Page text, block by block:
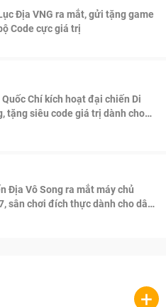
Địa VNG ra mắt, gửi tặng game
Code cực giá trị
Quốc Chí kích hoạt đại chiến Di
tặng siêu code giá trị dành cho
Địa Vô Song ra mắt máy chủ
sân chơi đích thực dành cho dân
+